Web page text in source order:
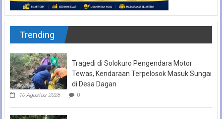
Trending
Tragedi di Solokuro Pengendara Motor
Tewas, Kendaraan Terpelosok Masuk Sungai
di Desa Dagan
10 Agustus 2026 0